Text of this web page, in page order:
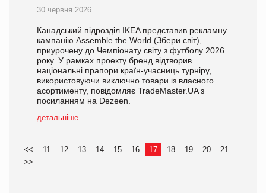
30 червня 2026
Канадський підрозділ IKEA представив рекламну
кампанію Assemble the World (Збери світ),
приурочену до Чемпіонату світу з футболу 2026
року. У рамках проекту бренд відтворив
національні прапори країн-учасниць турніру,
використовуючи виключно товари із власного
асортименту, повідомляє TradeMaster.UA з
посиланням на Dezeen.
детальніше
<< 11 12 13 14 15 16 17 18 19 20
21
>>